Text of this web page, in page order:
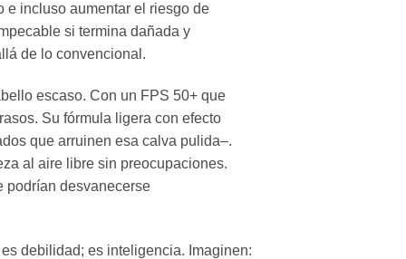
e incluso aumentar el riesgo de
si termina dañada y
de lo convencional.
escaso. Con un FPS 50+ que
Su fórmula ligera con efecto
que arruinen esa calva pulida–.
al aire libre sin preocupaciones.
podrían desvanecerse
debilidad; es inteligencia. Imaginen: